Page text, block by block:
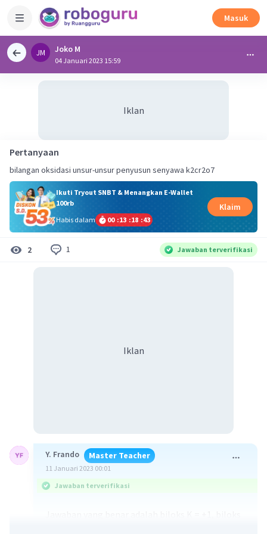
Masuk
JM Joko M
04 Januari 2023 15:59
Iklan
Pertanyaan
bilangan oksidasi unsur-unsur penyusun senyawa k2cr2o7
Ikuti Tryout SNBT & Menangkan E-Wallet
100rb
Habis dalam
00 :13 :18 :42
Klaim
2 1 Jawaban terverifikasi
Iklan
Y. Frando Master Teacher
11 Januari 2023 00:01
Jawaban terverifikasi